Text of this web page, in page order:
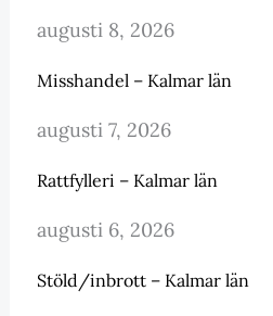
augusti 8, 2026
Misshandel – Kalmar län
augusti 7, 2026
Rattfylleri – Kalmar län
augusti 6, 2026
Stöld/inbrott – Kalmar län